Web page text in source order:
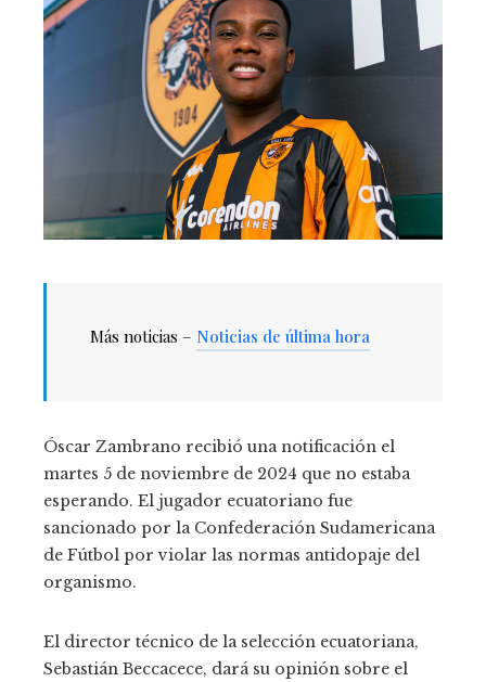
Más noticias – Noticias de última hora
Óscar Zambrano recibió una notificación el
martes 5 de noviembre de 2024 que no estaba
esperando. El jugador ecuatoriano fue
sancionado por la Confederación Sudamericana
de Fútbol por violar las normas antidopaje del
organismo.
El director técnico de la selección ecuatoriana,
Sebastián Beccacece, dará su opinión sobre el